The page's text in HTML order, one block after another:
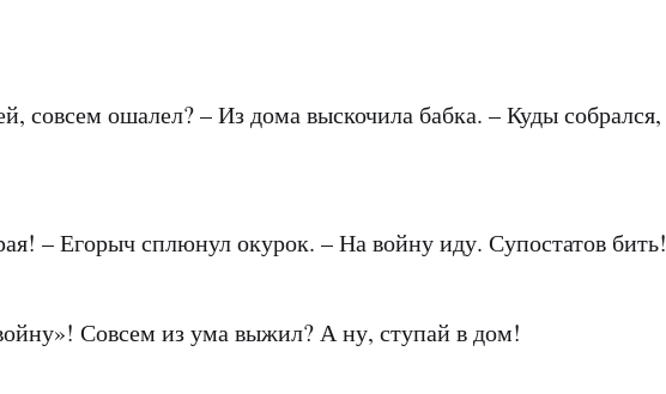
совсем ошалел? – Из дома выскочила бабка. – Куды собрался,
– Егорыч сплюнул окурок. – На войну иду. Супостатов бить!
Совсем из ума выжил? А ну, ступай в дом!